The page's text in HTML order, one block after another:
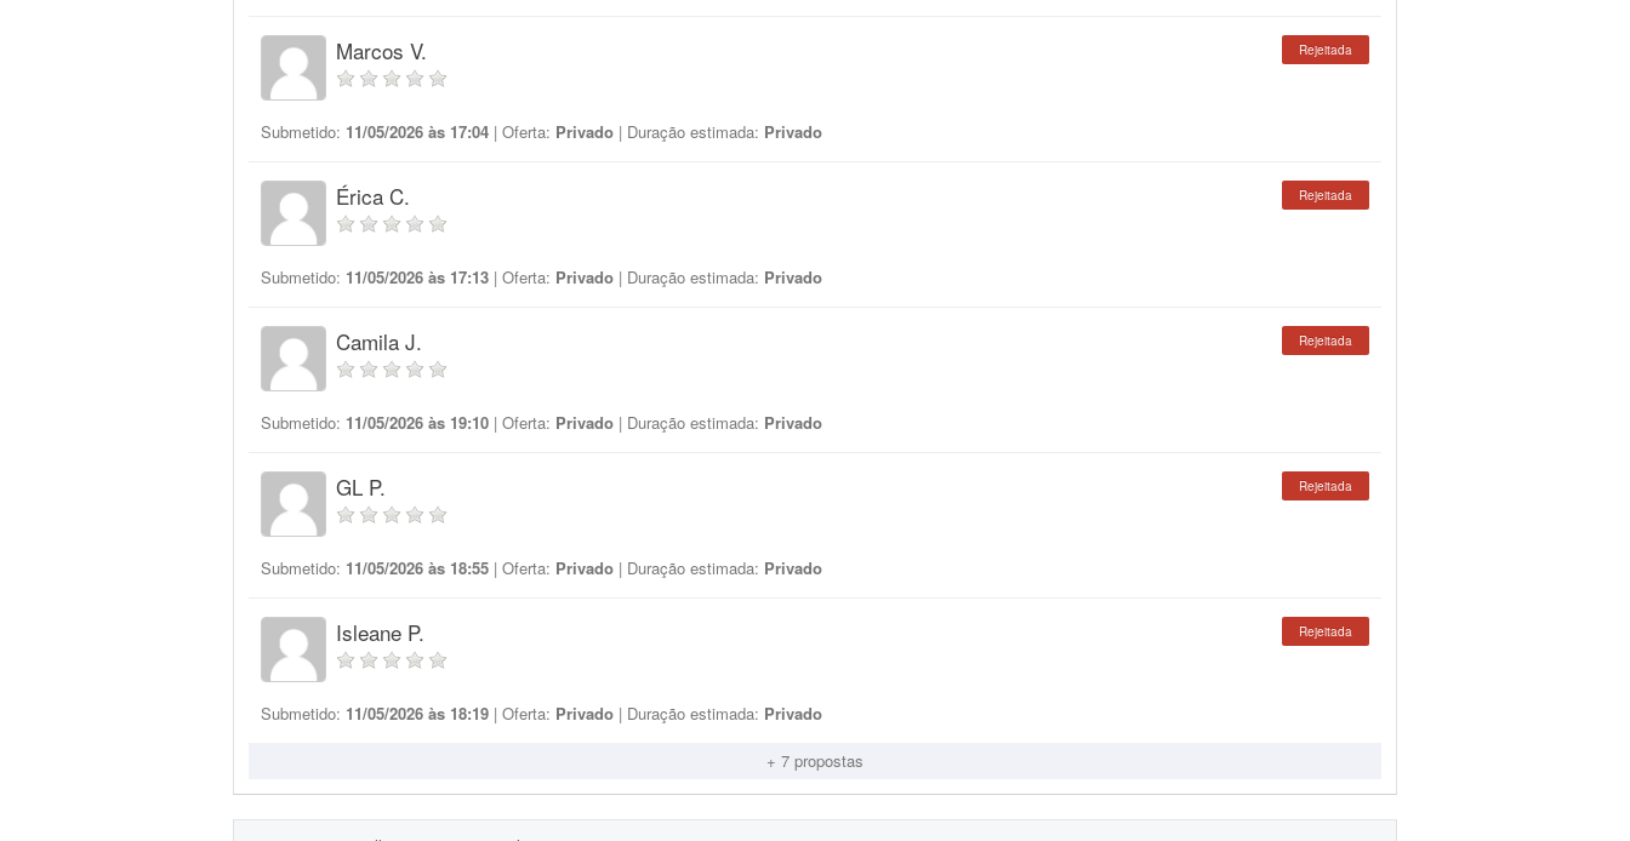
Marcos V. Rejeitada
Submetido: 11/05/2026 às 17:04 | Oferta: Privado | Duração estimada: Privado
Érica C. Rejeitada
Submetido: 11/05/2026 às 17:13 | Oferta: Privado | Duração estimada: Privado
Camila J. Rejeitada
Submetido: 11/05/2026 às 19:10 | Oferta: Privado | Duração estimada: Privado
GL P. Rejeitada
Submetido: 11/05/2026 às 18:55 | Oferta: Privado | Duração estimada: Privado
Isleane P. Rejeitada
Submetido: 11/05/2026 às 18:19 | Oferta: Privado | Duração estimada: Privado
+ 7 propostas